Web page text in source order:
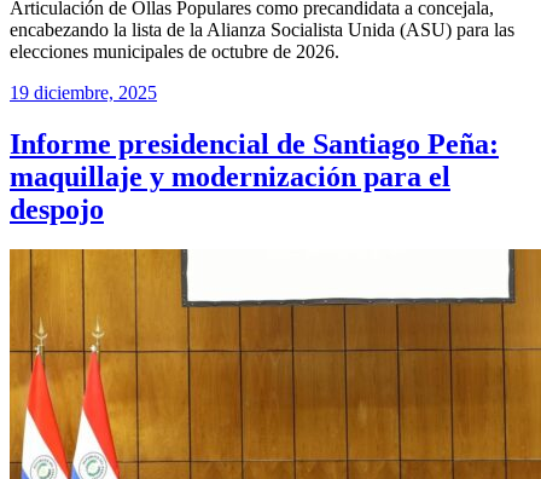
Articulación de Ollas Populares como precandidata a concejala,
encabezando la lista de la Alianza Socialista Unida (ASU) para las
elecciones municipales de octubre de 2026.
19 diciembre, 2025
Informe presidencial de Santiago Peña:
maquillaje y modernización para el
despojo